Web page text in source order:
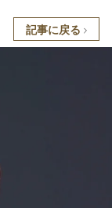
記事に戻る